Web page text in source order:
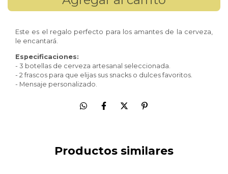
Este es el regalo perfecto para los amantes de la cerveza,
le encantará.
Especificaciones:
- 3 botellas de cerveza artesanal seleccionada.
- 2 frascos para que elijas sus snacks o dulces favoritos.
- Mensaje personalizado.
Productos similares